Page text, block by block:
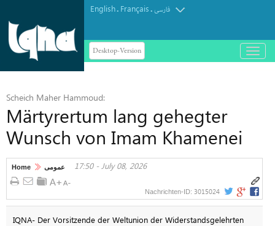
English. Français.فارسی
Desktop-Version
باز
و
Scheich Maher Hammoud:
Märtyrertum lang gehegter
Wunsch von Imam Khamenei
Home عمومی 17:50 - July 08, 2026
Nachrichten-ID: 3015024
IQNA- Der Vorsitzende der Weltunion der Widerstandsgelehrten